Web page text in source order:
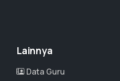
Lainnya
Data Guru